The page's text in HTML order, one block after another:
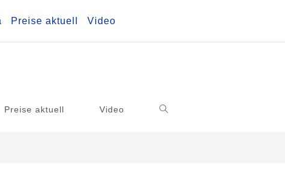
Preise aktuell Video
Preise aktuell Video